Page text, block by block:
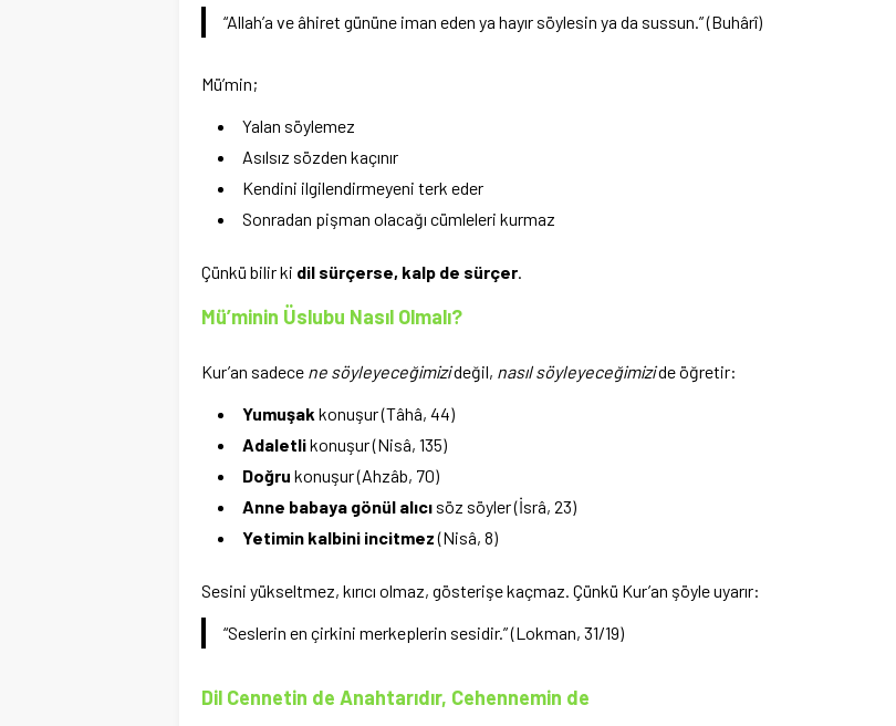
“Allah’a ve âhiret gününe iman eden ya hayır söylesin ya da sussun.” (Buhârî)
Mü’min;
Yalan söylemez
Asılsız sözden kaçınır
Kendini ilgilendirmeyeni terk eder
Sonradan pişman olacağı cümleleri kurmaz
Çünkü bilir ki dil sürçerse, kalp de sürçer.
Mü’minin Üslubu Nasıl Olmalı?
Kur’an sadece ne söyleyeceğimizideğil, nasıl söyleyeceğimizide öğretir:
Yumuşak konuşur (Tâhâ, 44)
Adaletlikonuşur (Nisâ, 135)
Doğru konuşur (Ahzâb, 70)
Anne babaya gönül alıcı söz söyler (İsrâ, 23)
Yetimin kalbini incitmez(Nisâ, 8)
Sesini yükseltmez, kırıcı olmaz, gösterişe kaçmaz. Çünkü Kur’an şöyle uyarır:
“Seslerin en çirkini merkeplerin sesidir.” (Lokman, 31/19)
Dil Cennetin de Anahtarıdır, Cehennemin de